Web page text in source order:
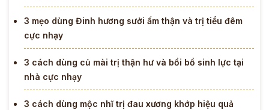
3 mẹo dùng Đinh hương sưởi ấm thận và trị tiểu đêm
cực nhạy
3 cách dùng củ mài trị thận hư và bồi bổ sinh lực tại
nhà cực nhạy
3 cách dùng mộc nhĩ trị đau xương khớp hiệu quả